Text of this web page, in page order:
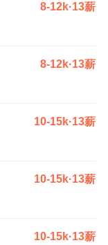
8-12k·13薪
8-12k·13薪
10-15k·13薪
10-15k·13薪
10-15k·13薪